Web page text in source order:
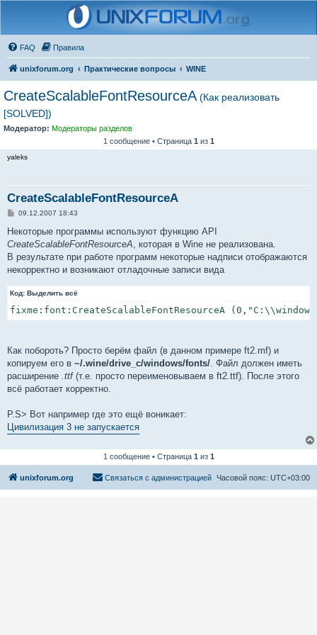
FAQ Правила
unixforum.org Практические вопросы WINE
CreateScalableFontResourceA (Как реализовать
[SOLVED])
Модератор: Модераторы разделов
1 сообщение • Страница 1 из 1
yaleks
CreateScalableFontResourceA
С
о
щ
е
н
и
09.12.2007 18:43
Некоторые программы используют функцию API
CreateScalableFontResourceA, которая в Wine не реализована.
В результате при работе программ некоторые надписи отображаются
некорректно и возникают отладочные записи вида
Код: Выделить всё
fixme:font:CreateScalableFontResourceA
Как побороть? Просто берём файл (в данном примере ft2.mf) и
копируем его в ~/.wine/drive_c/windows/fonts/. Файл должен иметь
расширение .ttf(т.е. просто переименовываем в ft2.ttf). После этого
всё работает корректно.
P.S> Вот например где это ещё воникает:
Цивилизация 3 не запускается
1 сообщение • Страница 1 из 1
unixforum.org Часовой пояс: UTC+03:00
Связаться с администрацией